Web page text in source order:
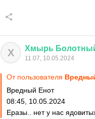
Х Хмырь
11:07, 10.05.2024
От пользователя
Вредный Енот
08:45, 10.05.2024
Еразы.. нет у нас